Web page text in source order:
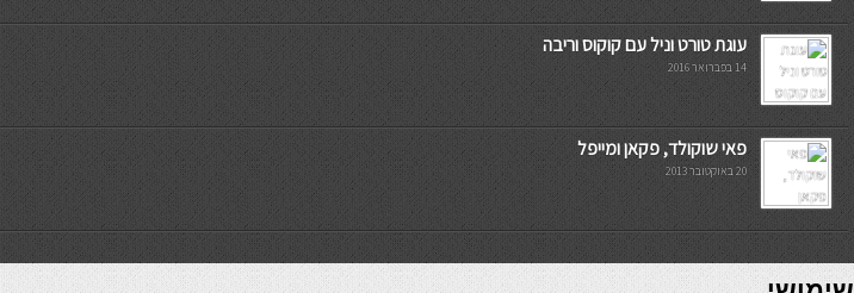
עוגת טורט וניל עם קוקוס וריבה
14 בפברואר 2016
פאי שוקולד, פקאן ומייפל
20 באוקטובר 2013
7slots
seriöse online casinos österreich